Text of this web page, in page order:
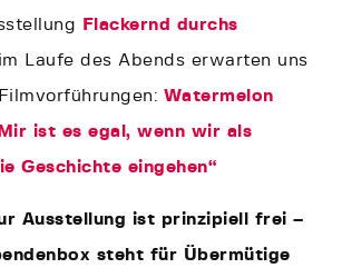
Flackernd durchs
Laufe des Abends erwarten uns
Watermelon
ist es egal, wenn wir als
Geschichte eingehen“
Ausstellung ist prinzipiell frei –
steht für Übermütige